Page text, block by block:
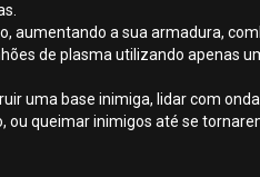
aumentando a sua armadura,
de plasma utilizando apenas
uma base inimiga, lidar com
queimar inimigos até se